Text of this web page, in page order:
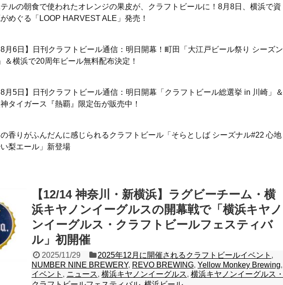
ルの朝食で使われたオレンジの果皮が、クラフトビールに！8月8日、横浜で資
めぐる「LOOP HARVEST ALE」発売！
8月6日】日刊クラフトビール通信：明日開幕！町田「大江戸ビール祭り シーズン
＆横浜で20周年ビール無料配布決定！
8月5日】日刊クラフトビール通信：明日開幕「クラフトビール総選挙 in 川崎」＆
タイガース『熱覇』限定缶が販売中！
香りがふんだんに感じられるクラフトビール「そらとしば シーズナル#22 心地
梨エール」新登場
【12/14 神奈川・新横浜】ラグビーチーム・横
浜キヤノンイーグルスの開幕戦で「横浜キヤノ
ンイーグルス・クラフトビールフェスティバ
ル」初開催
2025/11/29 2025年12月に開催されるクラフトビールイベント ,
NUMBER NINE BREWERY, REVO BREWING, Yellow Monkey Brewing,
イベント , ニュース, 横浜キヤノンイーグルス, 横浜キヤノンイーグルス・